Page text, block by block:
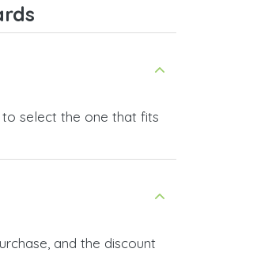
select the one that fits
and the discount